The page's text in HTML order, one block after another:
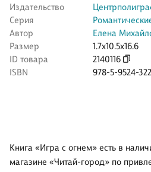
Издательство
Серия
Автор
Елена
Размер
1.7x10.5x16.6
ID товара
2140116
ISBN
978-5-9524-
Книга «Игра с огнем» есть в
магазине «Читай-город» по